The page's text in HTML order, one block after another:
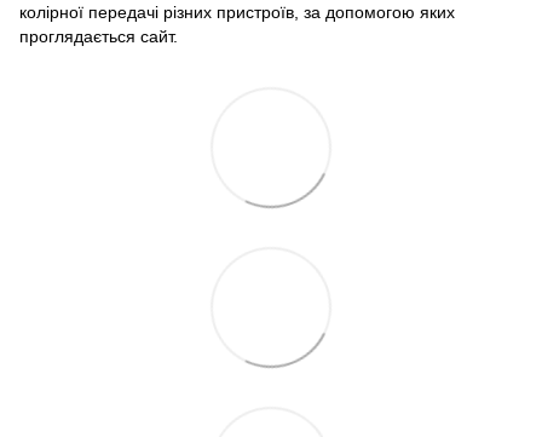
колірної передачі різних пристроїв, за допомогою яких
проглядається сайт.